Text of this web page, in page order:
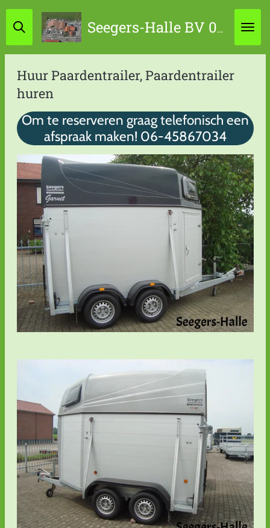
Ga
direct
naar
hoofdinhoud
Seegers-Halle BV 0314-631798 / 06-45867034
Huur Paardentrailer, Paardentrailer
huren
Om te reserveren graag telefonisch een
afspraak maken! 06-45867034